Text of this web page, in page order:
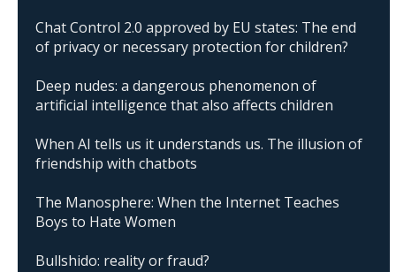
Chat Control 2.0 approved by EU states: The end
of privacy or necessary protection for children?
Deep nudes: a dangerous phenomenon of
artificial intelligence that also affects children
When AI tells us it understands us. The illusion of
friendship with chatbots
The Manosphere: When the Internet Teaches
Boys to Hate Women
Bullshido: reality or fraud?